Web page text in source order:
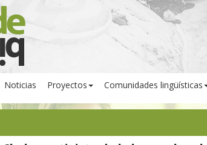
Noticias Proyectos Comunidades lingüísticas